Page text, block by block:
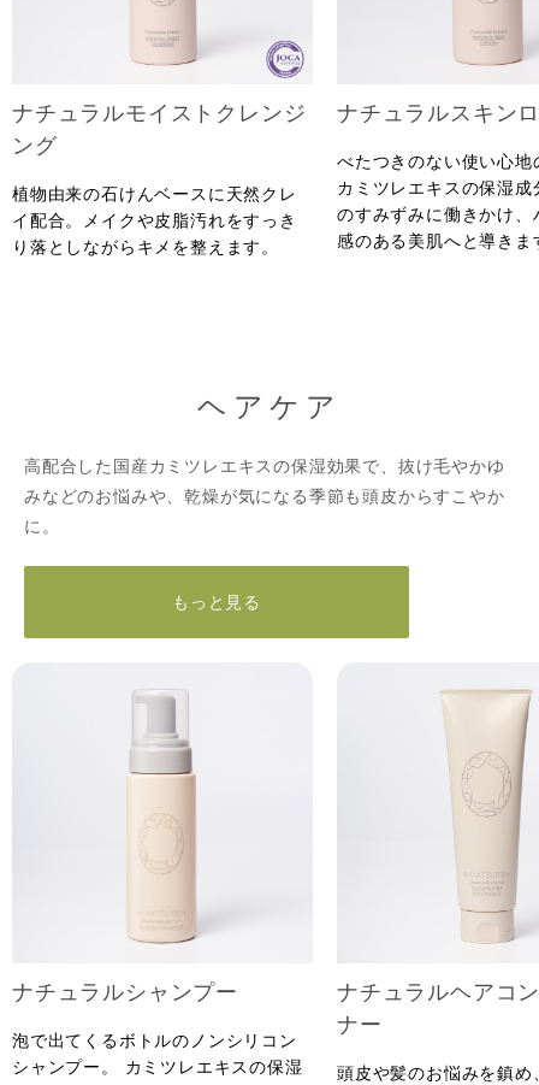
ナチュラルモイストクレンジ
ング
植物由来の石けんベースに天然クレ
イ配合。メイクや皮脂汚れをすっき
り落としながらキメを整えます。
ナチュラルスキン
べたつきのない使い心地
カミツレエキスの保湿成
のすみずみに働きかけ、
感のある美肌へと導きま
ヘアケア
高配合した国産カミツレエキスの保湿効果で、抜け毛やかゆ
みなどのお悩みや、乾燥が気になる季節も頭皮からすこやか
に。
もっと見る
ナチュラルシャンプー
泡で出てくるボトルのノンシリコン
シャンプー。 カミツレエキスの保湿
ナチュラルヘアコ
ナー
頭皮や髪のお悩みを鎮め